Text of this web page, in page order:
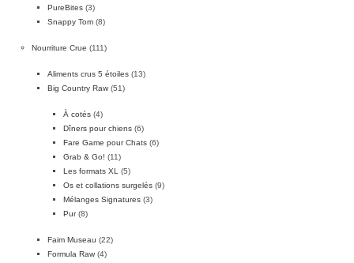
PureBites (3)
Snappy Tom (8)
Nourriture Crue (111)
Aliments crus 5 étoiles (13)
Big Country Raw (51)
À cotés (4)
Dîners pour chiens (6)
Fare Game pour Chats (6)
Grab & Go! (11)
Les formats XL
(5)
Os et collations surgelés (9)
Mélanges Signatures (3)
Pur (8)
Faim Museau (22)
Formula Raw (4)